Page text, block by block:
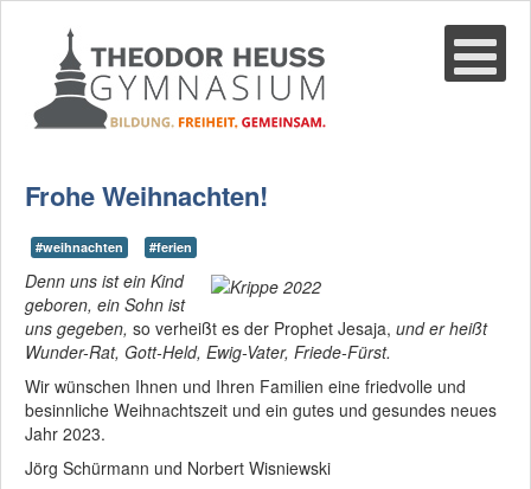
Frohe Weihnachten!
#weihnachten #ferien
Denn uns ist ein Kind
geboren, ein Sohn ist
uns gegeben, so verheißt es der Prophet Jesaja, und er heißt
Wunder-Rat, Gott-Held, Ewig-Vater, Friede-Fürst.
Wir wünschen Ihnen und Ihren Familien eine friedvolle und
besinnliche Weihnachtszeit und ein gutes und gesundes neues
Jahr 2023.
Jörg Schürmann und Norbert Wisniewski